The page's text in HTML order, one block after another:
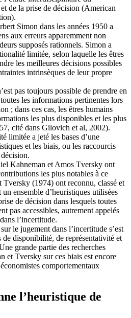
de la prise de décision (American
Simon dans les années 1950 a
aux erreurs apparemment non
supposés rationnels. Simon a
limitée, selon laquelle les êtres
les meilleures décisions possibles
intrinsèques de leur propre
pas toujours possible de prendre en
les informations pertinentes lors
; dans ces cas, les êtres humains
les plus disponibles et les plus
cité dans Gilovich et al, 2002).
limitée a jeté les bases d’une
et les biais, ou les raccourcis
Kahneman et Amos Tversky ont
les plus notables à ce
Tversky (1974) ont reconnu, classé et
ensemble d’heuristiques utilisées
de décision dans lesquels toutes
pas accessibles, autrement appelés
l’incertitude.
le jugement dans l’incertitude s’est
de disponibilité, de représentativité et
grande partie des recherches
et Tversky sur ces biais est encore
comportementaux
l’heuristique de